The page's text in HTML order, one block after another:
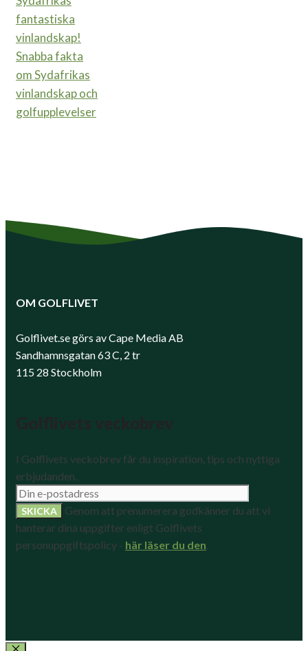
Snabba fakta
om Sydafrikas
vinlandskap och
golfupplevelser
OM GOLFLIVET
Golflivet.se görs av Cape Media AB
Sandhamnsgatan 63 C, 2 tr
115 28 Stockholm
I Golflivets veckobrev får du inspiration, tips och nyttiga
erbjudanden.
Genom att prenumerera godkänner du att vi
hanterar dina uppgifter enligt Golflivets
personuppgiftspolicy - här läser du den